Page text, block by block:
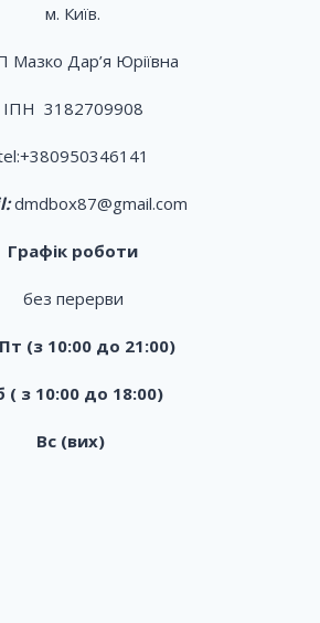
м. Київ.
Дар’я Юріївна
ІПН 3182709908
+380950346141
dmdbox87@gmail.com
Графік роботи
без перерви
(з 10:00 до 21:00)
( з 10:00 до 18:00)
Вс (вих)